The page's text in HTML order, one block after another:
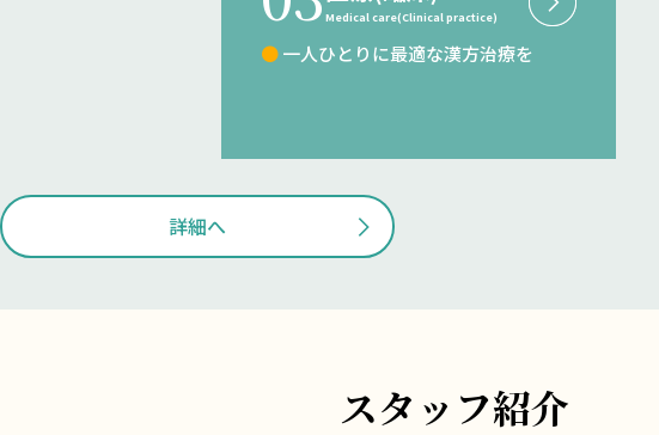
Medical care(Clinical practice)
● 一人ひとりに最適な漢方治療を
詳細へ
スタッフ紹介